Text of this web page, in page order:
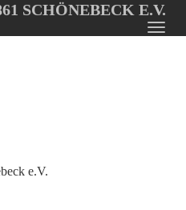
SCHÖNEBECK E.V.
e.V.